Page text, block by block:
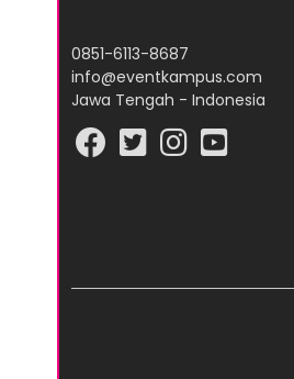
0851-6113-8687
info@eventkampus.com
Jawa Tengah - Indonesia